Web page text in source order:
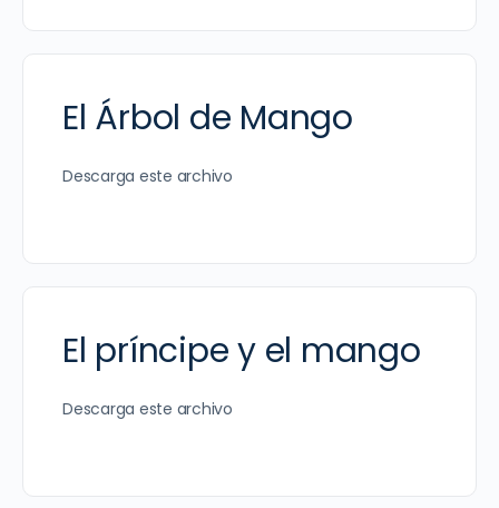
El Árbol de Mango
Descarga este archivo
El príncipe y el mango
Descarga este archivo